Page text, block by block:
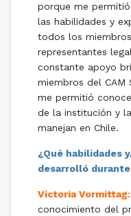
porque me
las habilidades y
todos los
representantes
constante apoyo
miembros del CAM
me permitió
de la institución y
manejan en Chile.
¿Qué habilidades
desarrolló
Victoria Vormittag:
conocimiento del